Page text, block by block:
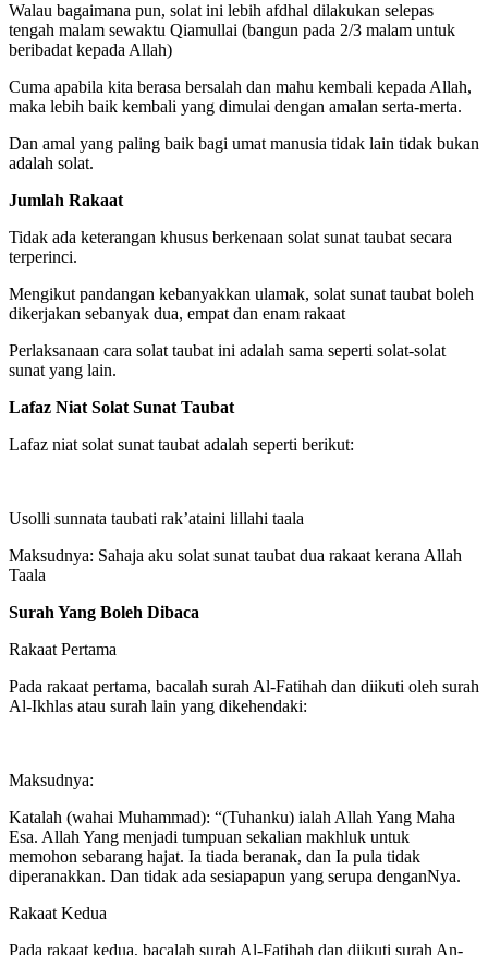
Walau bagaimana pun, solat ini lebih afdhal dilakukan selepas
tengah malam sewaktu Qiamullai (bangun pada 2/3 malam untuk
beribadat kepada Allah)
Cuma apabila kita berasa bersalah dan mahu kembali kepada Allah,
maka lebih baik kembali yang dimulai dengan amalan serta-merta.
Dan amal yang paling baik bagi umat manusia tidak lain tidak bukan
adalah solat.
Jumlah Rakaat
Tidak ada keterangan khusus berkenaan solat sunat taubat secara
terperinci.
Mengikut pandangan kebanyakkan ulamak, solat sunat taubat boleh
dikerjakan sebanyak dua, empat dan enam rakaat
Perlaksanaan cara solat taubat ini adalah sama seperti solat-solat
sunat yang lain.
Lafaz Niat Solat Sunat Taubat
Lafaz niat solat sunat taubat adalah seperti berikut:
Usolli sunnata taubati rak’ataini lillahi taala
Maksudnya: Sahaja aku solat sunat taubat dua rakaat kerana Allah
Taala
Surah Yang Boleh Dibaca
Rakaat Pertama
Pada rakaat pertama, bacalah surah Al-Fatihah dan diikuti oleh surah
Al-Ikhlas atau surah lain yang dikehendaki:
Maksudnya:
Katalah (wahai Muhammad): “(Tuhanku) ialah Allah Yang Maha
Esa. Allah Yang menjadi tumpuan sekalian makhluk untuk
memohon sebarang hajat. Ia tiada beranak, dan Ia pula tidak
diperanakkan. Dan tidak ada sesiapapun yang serupa denganNya.
Rakaat Kedua
Pada rakaat kedua, bacalah surah Al-Fatihah dan diikuti surah An-